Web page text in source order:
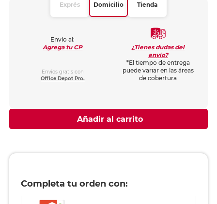
Exprés Domicilio Tienda
Envío al:
Agrega tu CP
Envíos gratis con
Office Depot Pro.
¿Tienes dudas del
envío?
*El tiempo de entrega
puede variar en las áreas
de cobertura
Añadir al carrito
Completa tu orden con: